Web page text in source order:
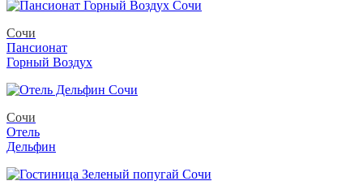
Сочи
Пансионат
Горный Воздух
Сочи
Отель
Дельфин